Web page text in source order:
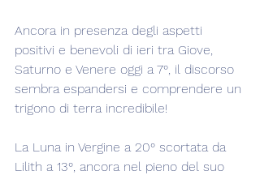
Ancora in presenza degli aspetti
positivi e benevoli di ieri tra Giove,
Saturno e Venere oggi a 7°, il discorso
sembra espandersi e comprendere un
trigono di terra incredibile!
La Luna in Vergine a 20° scortata da
Lilith a 13°, ancora nel pieno del suo